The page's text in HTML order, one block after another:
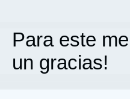
Para este
un gracias!